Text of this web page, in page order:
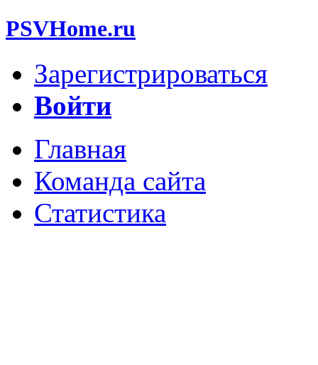
PSVHome.ru
Зарегистрироваться
Войти
Главная
Команда сайта
Статистика